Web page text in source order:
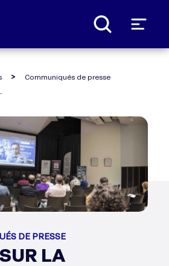
Communiqués de presse
DE PRESSE
LA